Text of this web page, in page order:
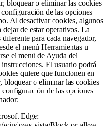
bloquear o eliminar las cookies
de las opciones
Al desactivar cookies, algunos
de estar operativos. La
para cada navegador,
el menú Herramientas u
el menú de Ayuda del
El usuario podrá
quiere que funcionen en
bloquear o eliminar las cookies
configuración de las opciones
Edge: